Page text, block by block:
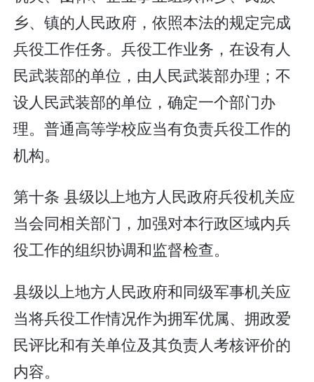
乡、镇的人民政府，依照本法的规定完成
兵役工作任务。兵役工作业务，在设有人
民武装部的单位，由人民武装部办理；不
设人民武装部的单位，确定一个部门办
理。普通高等学校应当有负责兵役工作的
机构。
第十条 县级以上地方人民政府兵役机关应
当会同相关部门，加强对本行政区域内兵
役工作的组织协调和监督检查。
县级以上地方人民政府和同级军事机关应
当将兵役工作情况作为拥军优属、拥政爱
民评比和有关单位及其负责人考核评价的
内容。